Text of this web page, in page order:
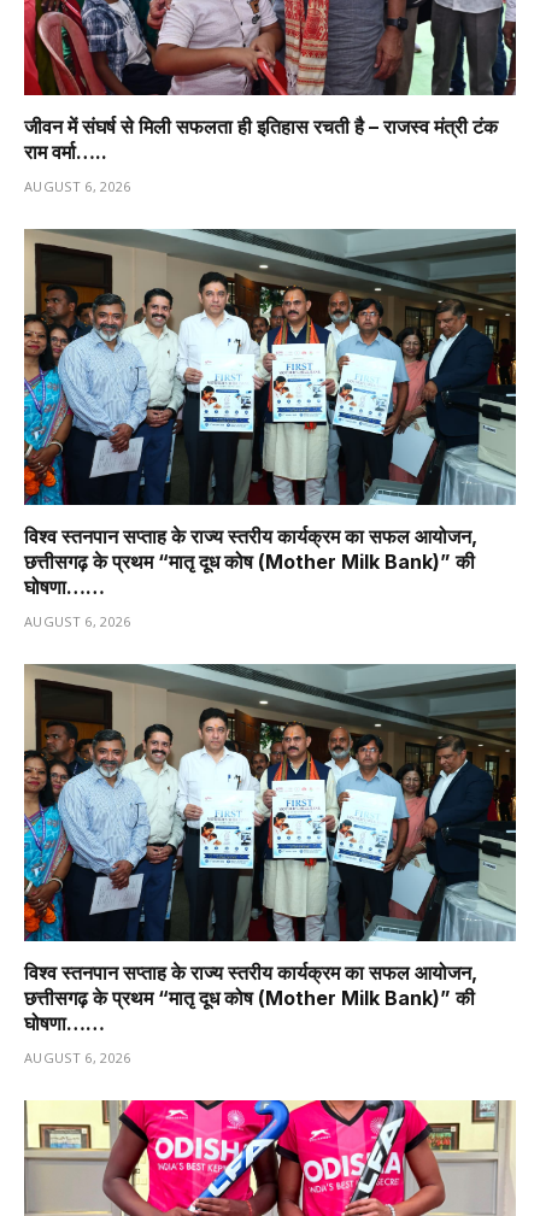
जीवन में संघर्ष से मिली सफलता ही इतिहास रचती है – राजस्व मंत्री टंक
राम वर्मा…..
AUGUST 6, 2026
विश्व स्तनपान सप्ताह के राज्य स्तरीय कार्यक्रम का सफल आयोजन,
छत्तीसगढ़ के प्रथम “मातृ दूध कोष (Mother Milk Bank)” की
घोषणा……
AUGUST 6, 2026
विश्व स्तनपान सप्ताह के राज्य स्तरीय कार्यक्रम का सफल आयोजन,
छत्तीसगढ़ के प्रथम “मातृ दूध कोष (Mother Milk Bank)” की
घोषणा……
AUGUST 6, 2026